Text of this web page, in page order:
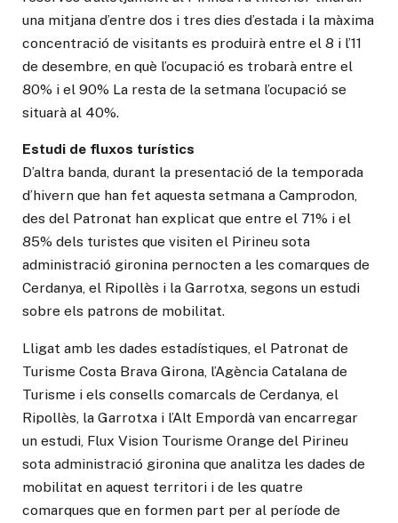
una mitjana d’entre dos i tres dies d’estada i la màxima
concentració de visitants es produirà entre el 8 i l’11
de desembre, en què l’ocupació es trobarà entre el
80% i el 90% La resta de la setmana l’ocupació se
situarà al 40%.
Estudi de fluxos turístics
D’altra banda, durant la presentació de la temporada
d’hivern que han fet aquesta setmana a Camprodon,
des del Patronat han explicat que entre el 71% i el
85% dels turistes que visiten el Pirineu sota
administració gironina pernocten a les comarques de
Cerdanya, el Ripollès i la Garrotxa, segons un estudi
sobre els patrons de mobilitat.
Lligat amb les dades estadístiques, el Patronat de
Turisme Costa Brava Girona, l’Agència Catalana de
Turisme i els consells comarcals de Cerdanya, el
Ripollès, la Garrotxa i l’Alt Empordà van encarregar
un estudi, Flux Vision Tourisme Orange del Pirineu
sota administració gironina que analitza les dades de
mobilitat en aquest territori i de les quatre
comarques que en formen part per al període de